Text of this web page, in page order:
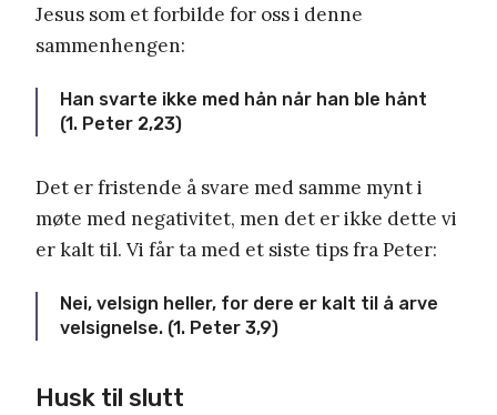
Jesus som et forbilde for oss i denne
sammenhengen:
Han svarte ikke med hån når han ble hånt
(1. Peter 2,23)
Det er fristende å svare med samme mynt i
møte med negativitet, men det er ikke dette vi
er kalt til. Vi får ta med et siste tips fra Peter:
Nei, velsign heller, for dere er kalt til å arve
velsignelse. (1. Peter 3,9)
Husk til slutt